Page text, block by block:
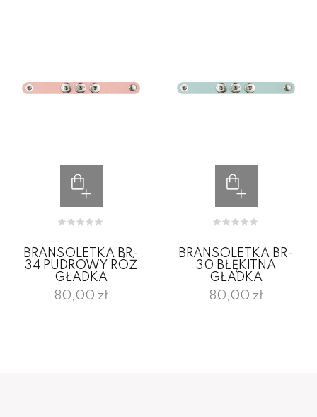
BRANSOLETKA BR-
34 PUDROWY RÓŻ
GŁADKA
80,00 zł
BRANSOLETKA BR-
30 BŁĘKITNA
GŁADKA
80,00 zł